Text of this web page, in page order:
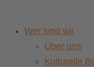
Wer sind wir
Über uns
Kulturelle